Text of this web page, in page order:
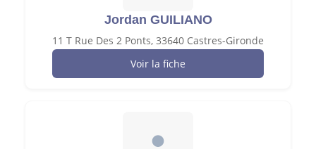
Jordan GUILIANO
11 T Rue Des 2 Ponts, 33640 Castres-Gironde
Voir la fiche